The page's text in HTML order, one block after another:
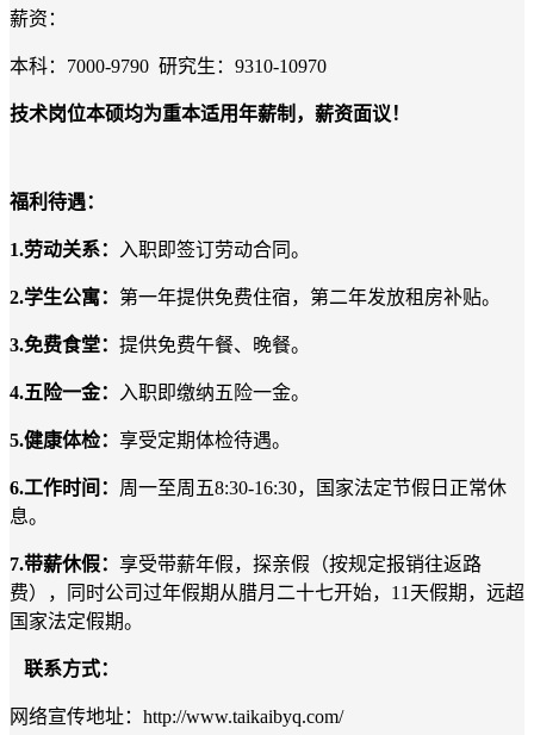
薪资：
本科：7000-9790 研究生： 9310-10970
技术岗位本硕均为重本适用年薪制，薪资面议！
福利待遇：
1.劳动关系： 入职即签订劳动合同。
2.学生公寓： 第一年提供免费住宿，第二年发放租房补贴。
3.免费食堂： 提供免费午餐、晚餐。
4.五险一金： 入职即缴纳五险一金。
5.健康体检： 享受定期体检待遇。
6.工作时间： 周一至周五8:30-16:30，国家法定节假日正常休
息。
7.带薪休假： 享受带薪年假，探亲假（按规定报销往返路
费），同时公司过年假期从腊月二十七开始，11天假期，远超
国家法定假期。
联系方式：
网络宣传地址：http://www.taikaibyq.com/